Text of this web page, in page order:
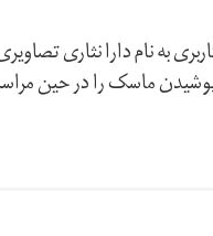
به نام دارا نثاری
ماسک را در حین